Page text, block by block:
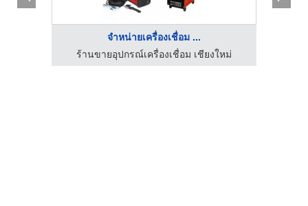
จำหน่ายเครื่องเชื่อม ...
ร้านขายอุปกรณ์เครื่องเชื่อม เชียงใหม่